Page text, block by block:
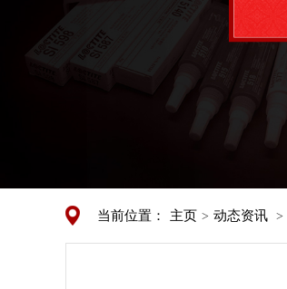
当前位置： 主页 > 动态资讯 >